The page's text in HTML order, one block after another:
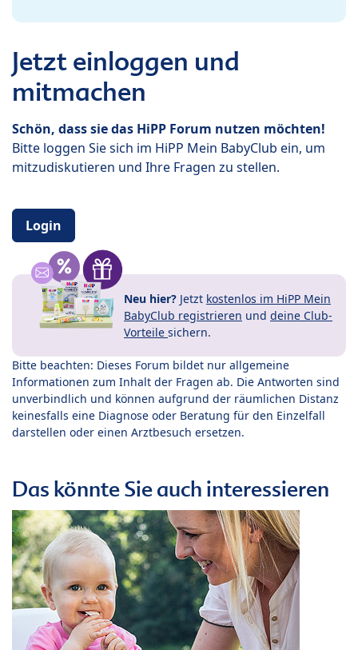
Jetzt einloggen und
mitmachen
Schön, dass sie das HiPP Forum nutzen möchten!
Bitte loggen Sie sich im HiPP Mein BabyClub ein, um
mitzudiskutieren und Ihre Fragen zu stellen.
Login
Neu hier? Jetzt kostenlos im HiPP Mein
BabyClub registrieren und deine Club-
Vorteile sichern.
Bitte beachten: Dieses Forum bildet nur allgemeine
Informationen zum Inhalt der Fragen ab. Die Antworten sind
unverbindlich und können aufgrund der räumlichen Distanz
keinesfalls eine Diagnose oder Beratung für den Einzelfall
darstellen oder einen Arztbesuch ersetzen.
Das könnte Sie auch interessieren